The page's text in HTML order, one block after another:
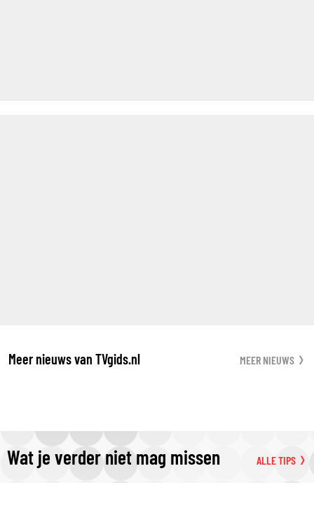
Meer nieuws van TVgids.nl MEER NIEUWS
Wat je verder niet mag missen ALLE TIPS